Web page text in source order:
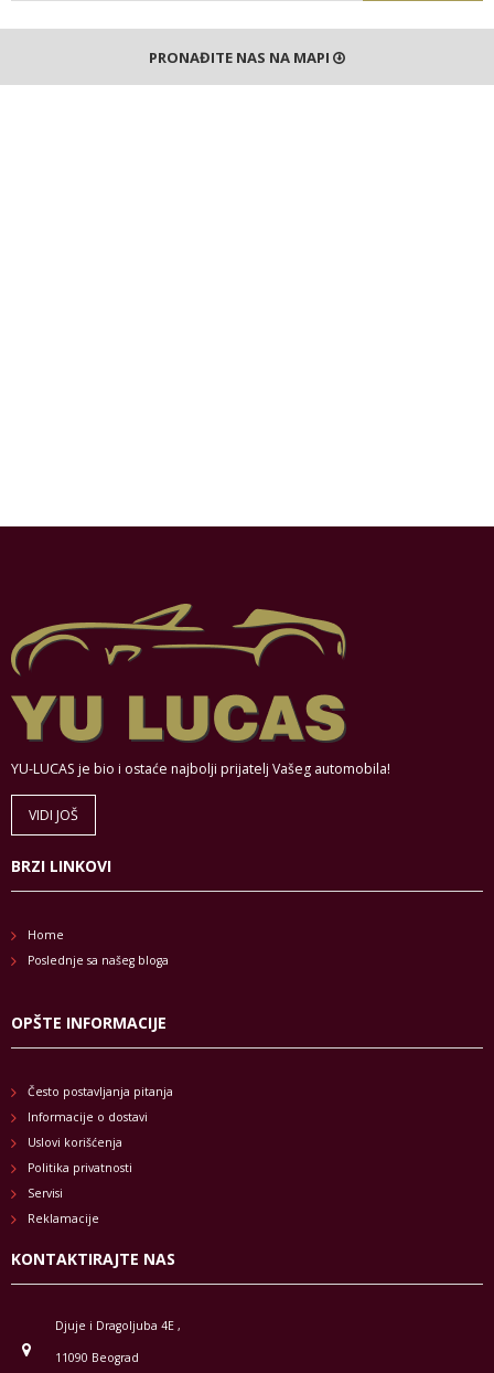
PRONAĐITE NAS NA MAPI
YU-LUCAS je bio i ostaće najbolji prijatelj Vašeg automobila!
VIDI JOŠ
BRZI LINKOVI
Home
Poslednje sa našeg bloga
OPŠTE INFORMACIJE
Često postavljanja pitanja
Informacije o dostavi
Uslovi korišćenja
Politika privatnosti
Servisi
Reklamacije
KONTAKTIRAJTE NAS
Djuje i Dragoljuba 4E ,
11090 Beograd